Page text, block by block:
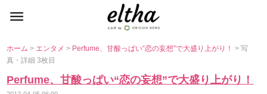
ホーム> エンタメ> Perfume、甘酸っぱい“恋の妄想”で大盛り上がり！> 写
真・詳細 3枚目
Perfume、甘酸っぱい“恋の妄想”で大盛り上がり！